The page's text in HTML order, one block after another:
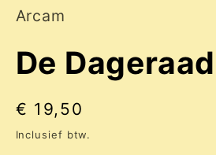
Arcam
De Dageraad
Normale
prijs
€ 19,50
Inclusief btw.